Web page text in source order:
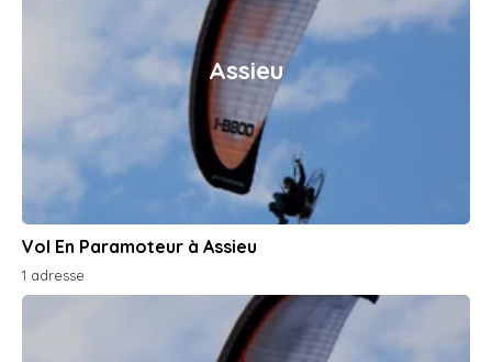
Assieu
Vol En Paramoteur à Assieu
1 adresse